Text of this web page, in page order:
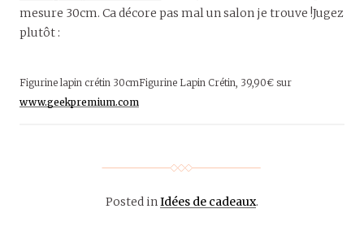
mesure 30cm. Ca décore pas mal un salon je trouve !Jugez
plutôt :
Figurine lapin crétin 30cmFigurine Lapin Crétin, 39,90€ sur
www.geekpremium.com
Posted inIdées de cadeaux.